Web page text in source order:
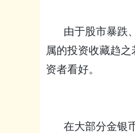
由于股市暴跌、
属的投资收藏趋
资者看好。
在大部分金银币